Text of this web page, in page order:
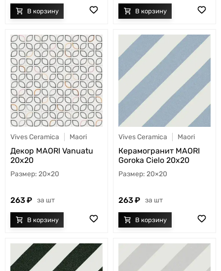
Vives Ceramica Maori
Декор MAORI Vanuatu
20x20
20×20
263 шт
Vives Ceramica Maori
Керамогранит MAORI
Goroka Cielo 20x20
20×20
263 шт